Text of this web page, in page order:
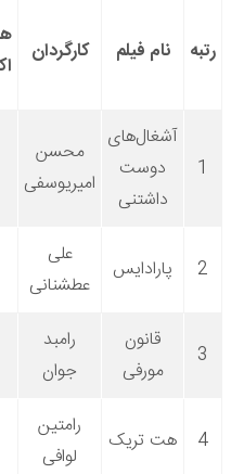
فیلم کارگردان
هفته
اکران
تعداد
سالن
محسن
امیریوسفی
53
علی
عطشنانی
رامبد
جوان
7
تریک
رامتین
لوافی
1
72